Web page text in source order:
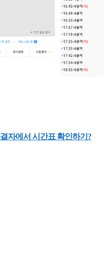
자에서 시간표 확인하기?